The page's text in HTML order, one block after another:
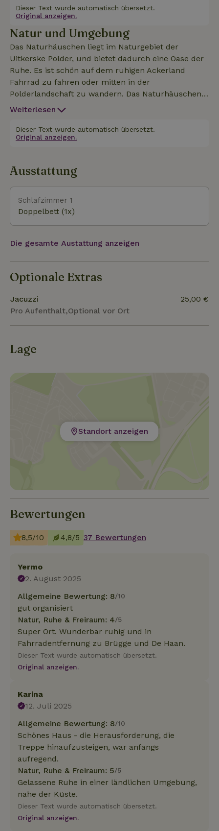
Dieser Text wurde automatisch übersetzt.
Original anzeigen.
Natur und Umgebung
Das Naturhäuschen liegt im Naturgebiet der
Uitkerske Polder, und bietet dadurch eine Oase der
Ruhe. Es ist schön auf dem ruhigen Ackerland
Fahrrad zu fahren oder mitten in der
Polderlandschaft zu wandern. Das Naturhäuschen
bietet Ihnen die Möglichkeit mitten in der Natur zu
selten zu finden ist. Kommen Sie und genießen Sie
die Natur und die wunderschöne Umgebung.
Weiterlesen
Dieser Text wurde automatisch übersetzt.
Original anzeigen.
Ausstattung
Schlafzimmer 1
Doppelbett (1x)
Die gesamte Austattung anzeigen
Optionale Extras
Jacuzzi
Pro Aufenthalt,Optional vor Ort
25,00 €
Lage
Standort anzeigen
Bewertungen
8,5/10 4,8/5 37 Bewertungen
Yermo
2. August 2025
Allgemeine Bewertung: 8/10
gut organisiert
Natur, Ruhe & Freiraum: 4/5
Super Ort. Wunderbar ruhig und in
Fahrradentfernung zu Brügge und De Haan.
Dieser Text wurde automatisch übersetzt.
Original anzeigen.
Karina
12. Juli 2025
Allgemeine Bewertung: 8/10
Schönes Haus - die Herausforderung, die
Treppe hinaufzusteigen, war anfangs
aufregend.
Natur, Ruhe & Freiraum: 5/5
Gelassene Ruhe in einer ländlichen Umgebung,
nahe der Küste.
Dieser Text wurde automatisch übersetzt.
Original anzeigen.